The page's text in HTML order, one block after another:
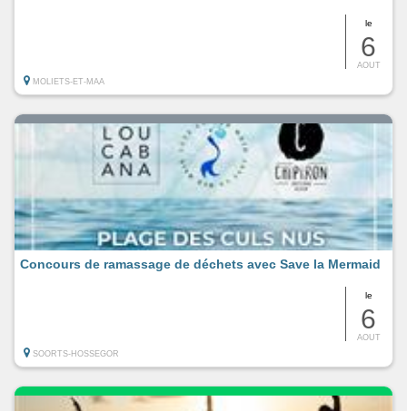
le
6
AOUT
MOLIETS-ET-MAA
le
6
AOUT
Concours de ramassage de déchets avec Save la Mermaid
SOORTS-HOSSEGOR